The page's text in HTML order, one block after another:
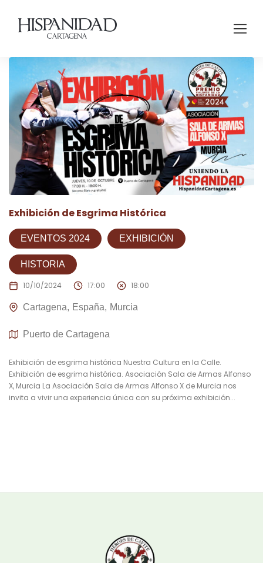
Exhibición de Esgrima Histórica
EVENTOS 2024 EXHIBICIÓN
HISTORIA
10/10/2024 17:00 18:00
Cartagena España Murcia
Puerto de Cartagena
Exhibición de esgrima histórica Nuestra Cultura en la Calle.
Exhibición de esgrima histórica. Asociación Sala de Armas Alfonso
X, Murcia La Asociación Sala de Armas Alfonso X de Murcia nos
invita a vivir una experiencia única con su próxima exhibición...